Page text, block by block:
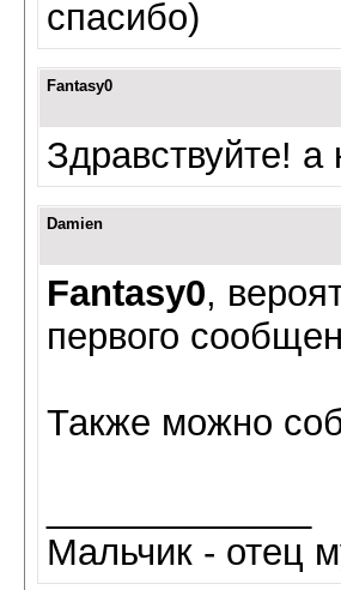
спасибо)
Fantasy0
Здравствуйте!
Damien
Fantasy0,
первого
Также можно
Мальчик - отец